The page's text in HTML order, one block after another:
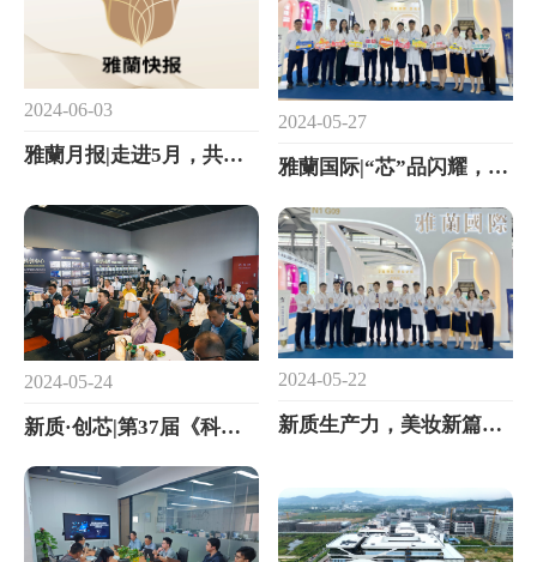
2024-06-03
雅蘭月报|走进5月，共赏时光里的美好瞬间
2024-05-27
雅蘭国际|“芯”品闪耀，六大专区揭秘美妆智造新高度！
2024-05-24
新质·创芯|第37届《科技与品牌》研讨会圆满落幕
2024-05-22
新质生产力，美妆新篇章|雅蘭国际亮相CBE上海展，等您光临！